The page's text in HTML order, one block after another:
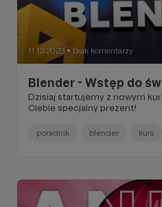
11.12.2023 ● Brak komentarzy
Blender - Wstęp do
Dzisiaj startujemy z nowym
Ciebie specjalny prezent!
poradnik blender kurs